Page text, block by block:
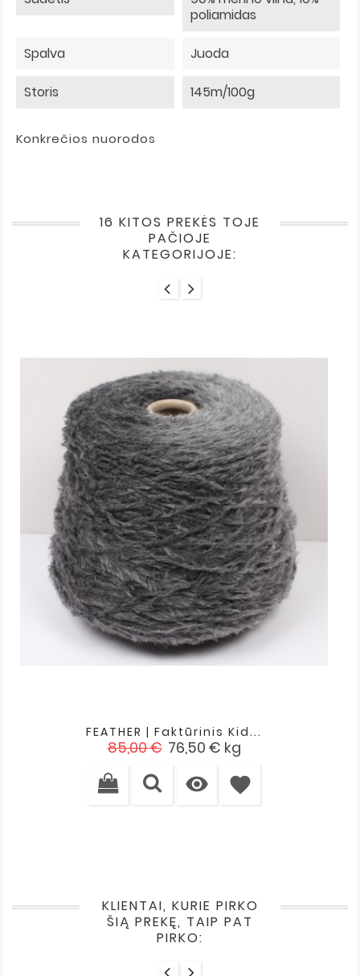
poliamidas
Spalva Juoda
Storis 145m/100g
Konkrečios nuorodos
16 KITOS PREKĖS TOJE
PAČIOJE
KATEGORIJOJE:
FEATHER | Faktūrinis Kid...
Įprasta
85,00 € Kaina
76,50 € kg
 favorite
KLIENTAI, KURIE PIRKO
ŠIĄ PREKĘ, TAIP PAT
PIRKO: